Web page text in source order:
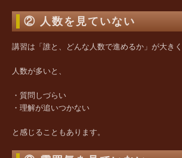
② 人数を見ていない
講習は「誰と、どんな人数で進めるか」が大きく
人数が多いと、
・質問しづらい
・理解が追いつかない
と感じることもあります。